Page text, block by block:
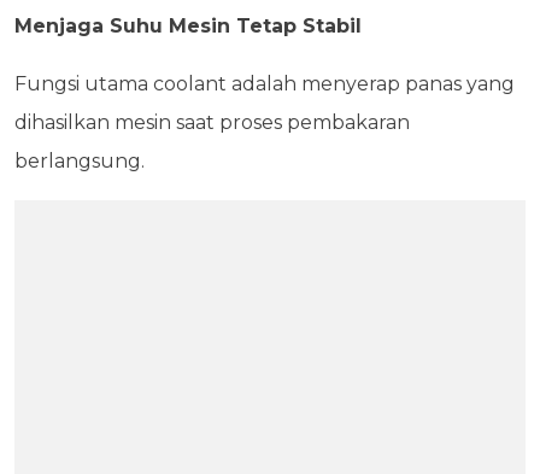
Menjaga Suhu Mesin Tetap Stabil
Fungsi utama coolant adalah menyerap panas yang
dihasilkan mesin saat proses pembakaran
berlangsung.